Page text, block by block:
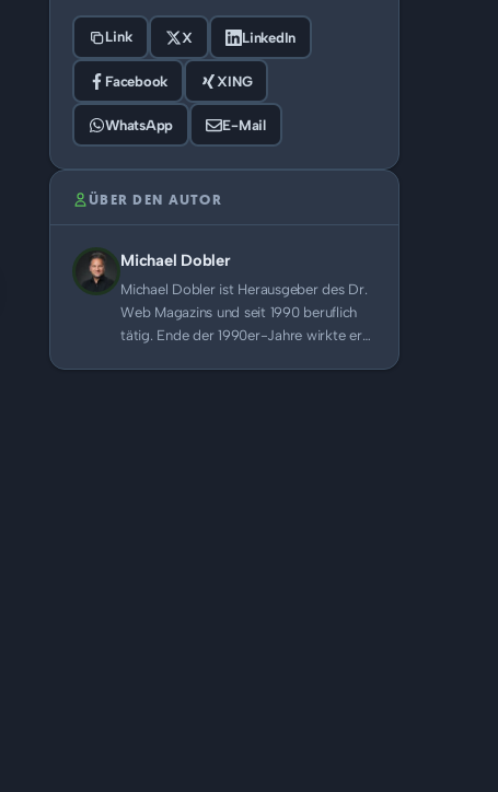
Link X LinkedIn
Facebook XING
WhatsApp E-Mail
ÜBER DEN AUTOR
Michael Dobler
Michael Dobler ist Herausgeber des Dr.
Web Magazins und seit 1990 beruflich
tätig. Ende der 1990er-Jahre wirkte er…